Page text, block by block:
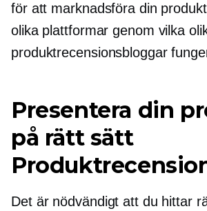
för att marknadsföra din
olika plattformar genom vilka
produktrecensionsbloggar
Presentera din
på rätt sätt
Det är nödvändigt att du hittar